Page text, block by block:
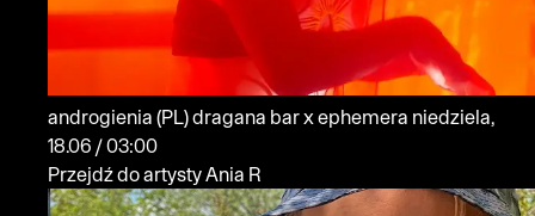
androgienia (PL)dragana bar x ephemera niedziela,
18.06 / 03:00
Przejdź do artysty Ania R